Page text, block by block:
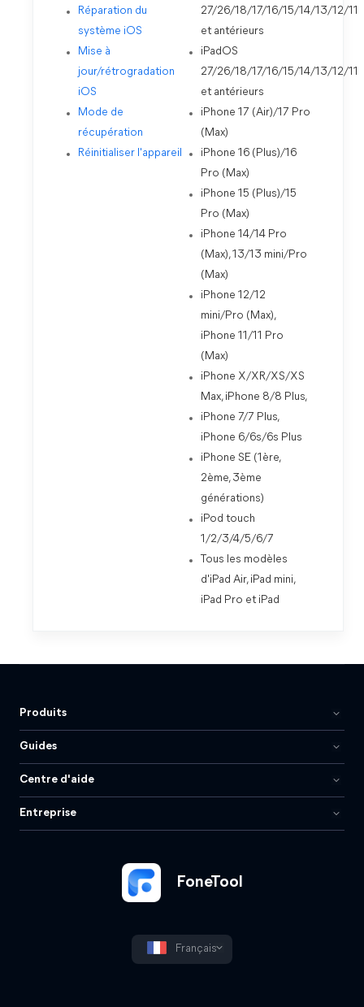
Réparation du
système iOS
Mise à
jour/rétrogradation
iOS
Mode de
récupération
Réinitialiser l'appareil
27/26/18/17/16/15/14/13/12/11
et antérieurs
iPadOS
27/26/18/17/16/15/14/13/12/11
et antérieurs
iPhone 17 (Air)/17 Pro
(Max)
iPhone 16 (Plus)/16
Pro (Max)
iPhone 15 (Plus)/15
Pro (Max)
iPhone 14/14 Pro
(Max), 13/13 mini/Pro
(Max)
iPhone 12/12
mini/Pro (Max),
iPhone 11/11 Pro
(Max)
iPhone X/XR/XS/XS
Max, iPhone 8/8 Plus,
iPhone 7/7 Plus,
iPhone 6/6s/6s Plus
iPhone SE (1ère,
2ème, 3ème
générations)
iPod touch
1/2/3/4/5/6/7
Tous les modèles
d'iPad Air, iPad mini,
iPad Pro et iPad
FoneTool
Français
Produits
Guides
Centre d'aide
Entreprise